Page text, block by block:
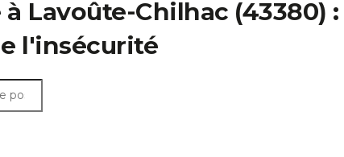
Lavoûte-Chilhac (43380) :
l'insécurité